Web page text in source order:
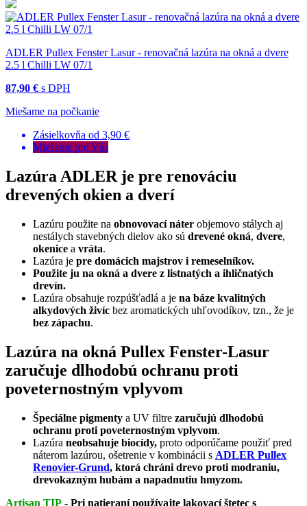
ADLER Pullex Fenster Lasur - renovačná lazúra na okná a dvere
2.5 l Chilli LW 07/1
87,90 € s DPH
Miešame na počkanie
Zásielkovňa od 3,90 €
Miešame pre Vás
Lazúra ADLER je pre renováciu
drevených okien a dverí
Lazúru použite na obnovovací náter objemovo stálych aj
nestálych stavebných dielov ako sú drevené okná, dvere,
okenice a vráta.
Lazúra je pre domácich majstrov i remeselníkov.
Použite ju na okná a dvere z listnatých a ihličnatých
drevín.
Lazúra obsahuje rozpúšťadlá a je na báze kvalitných
alkydových živíc bez aromatických uhľovodíkov, tzn., že je
bez zápachu.
Lazúra na okná Pullex Fenster-Lasur
zaručuje dlhodobú ochranu proti
poveternostným vplyvom
Špeciálne pigmenty a UV filtre zaručujú dlhodobú
ochranu proti poveternostným vplyvom.
Lazúra neobsahuje biocídy, proto odporúčame použiť pred
náterom lazúrou, ošetrenie v kombinácii s ADLER Pullex
Renovier-Grund, ktorá chráni drevo proti modraniu,
drevokazným hubám a napadnutiu hmyzom.
Artisan TIP - Pri natieraní používajte lakovací štetec s